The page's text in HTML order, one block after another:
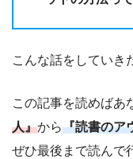
こんな話をしていき
この記事を読めばあ
人』から『読書のア
ぜひ最後まで読んで